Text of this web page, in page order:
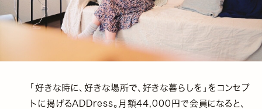
「好きな時に、好きな場所で、好きな暮らしを」をコンセプ
トに掲げるADDress。月額44,000円で会員になると、